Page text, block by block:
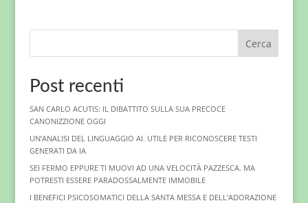
Cerca
Post recenti
SAN CARLO ACUTIS: IL DIBATTITO SULLA SUA PRECOCE
CANONIZZIONE OGGI
UN’ANALISI DEL LINGUAGGIO AI. UTILE PER RICONOSCERE TESTI
GENERATI DA IA
SEI FERMO EPPURE TI MUOVI AD UNA VELOCITÀ PAZZESCA. MA
POTRESTI ESSERE PARADOSSALMENTE IMMOBILE
I BENEFICI PSICOSOMATICI DELLA SANTA MESSA E DELL’ADORAZIONE